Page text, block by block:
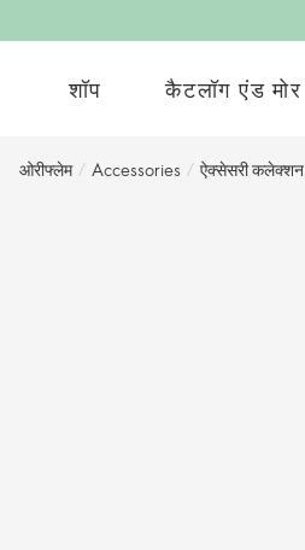
शॉप कैटलॉग एंड मोर
ओरीफ्लेम / Accessories / ऐक्सेसरी कलेक्शन